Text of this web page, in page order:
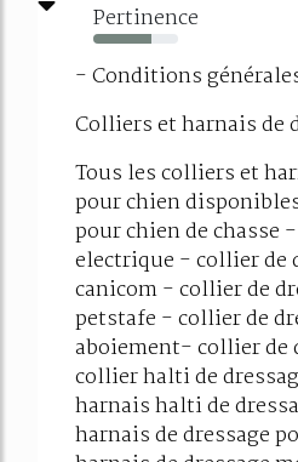
Pertinence
69%
- Conditions
Colliers et harnais de
Tous les colliers et
pour chien
pour chien de chasse
electrique - collier de
canicom - collier de
petstafe - collier de
aboiement- collier de
collier halti de
harnais halti de
harnais de dressage